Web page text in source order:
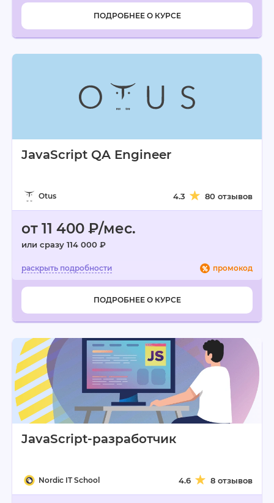
ПОДРОБНЕЕ О КУРСЕ
JavaScript QA Engineer
Otus 4.3 80 отзывов
от 11 400 ₽/мес.
или сразу 114 000 ₽
промокод
ПОДРОБНЕЕ О КУРСЕ
JavaScript-разработчик
Nordic IT School 4.6 8 отзывов